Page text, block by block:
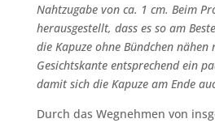
Nahtzugabe von ca. 1 cm. Beim
herausgestellt, dass es so am
die Kapuze ohne Bündchen
Gesichtskante entsprechend ein
damit sich die Kapuze am Ende
Durch das Wegnehmen von